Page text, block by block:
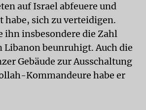
auf Israel abfeuere und
habe, sich zu verteidigen.
ihn insbesondere die Zahl
Libanon beunruhigt. Auch die
Gebäude zur Ausschaltung
Kommandeure habe er